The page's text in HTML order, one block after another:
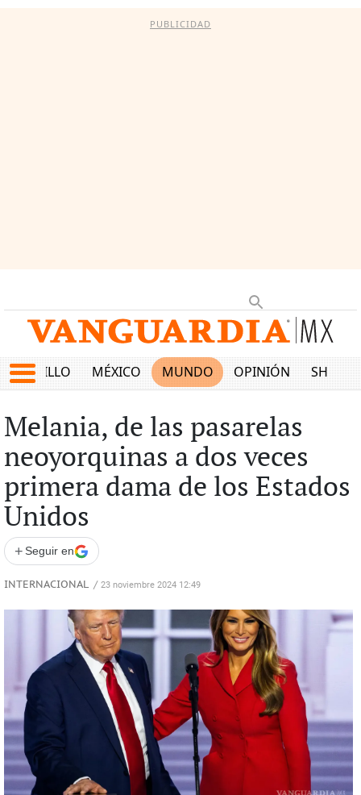
PUBLICIDAD
SALTILLO MÉXICO MUNDO OPINIÓN SHOW
Melania, de las pasarelas
neoyorquinas a dos veces
primera dama de los Estados
Unidos
+ Seguir en
INTERNACIONAL / 23 noviembre 2024 12:49